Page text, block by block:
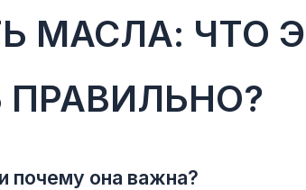
МАСЛА: ЧТО
ПРАВИЛЬНО?
почему она важна?